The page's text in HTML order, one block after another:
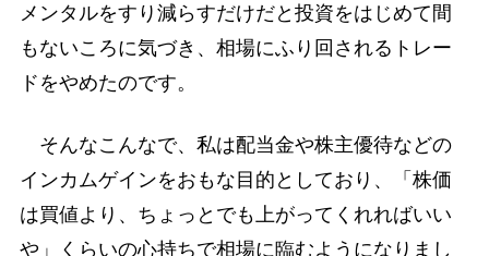
メンタルをすり減らすだけだと投資をはじめて間
もないころに気づき、相場にふり回されるトレー
ドをやめたのです。
そんなこんなで、私は配当金や株主優待などの
インカムゲインをおもな目的としており、「株価
は買値より、ちょっとでも上がってくれればいい
や」くらいの心持ちで相場に臨むようになりまし